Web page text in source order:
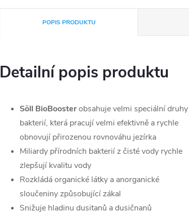
POPIS PRODUKTU
Detailní popis produktu
Söll BioBoosterobsahuje velmi speciální druhy
bakterií, která pracují velmi efektivně a rychle
obnovují přirozenou rovnováhu jezírka
Miliardy přírodních bakterií z čisté vody rychle
zlepšují kvalitu vody
Rozkládá organické látky a anorganické
sloučeniny způsobující zákal
Snižuje hladinu dusitanů a dusičnanů